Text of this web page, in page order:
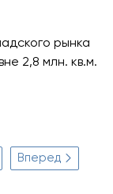
рынка
2,8 млн. кв.м.
Вперед